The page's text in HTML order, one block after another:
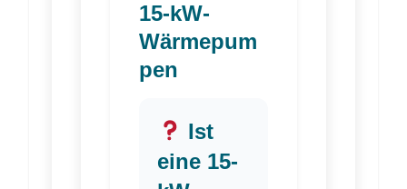
15-kW-
Wärmepum
pen
Ist
eine 15-